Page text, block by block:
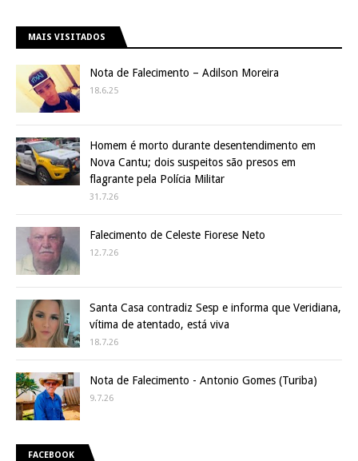
MAIS VISITADOS
Nota de Falecimento – Adilson Moreira
18.6.25
Homem é morto durante desentendimento em
Nova Cantu; dois suspeitos são presos em
flagrante pela Polícia Militar
31.7.26
Falecimento de Celeste Fiorese Neto
12.7.26
Santa Casa contradiz Sesp e informa que Veridiana,
vítima de atentado, está viva
18.7.26
Nota de Falecimento - Antonio Gomes (Turiba)
9.7.26
FACEBOOK